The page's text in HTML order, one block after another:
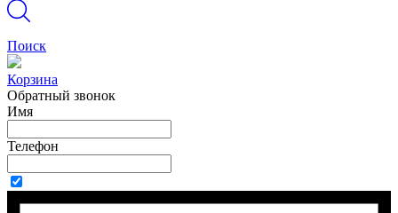
Поиск
Корзина
Обратный звонок
Имя
Телефон